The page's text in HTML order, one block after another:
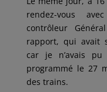
rendez-vous
contrôleur
rapport, qui avait
car je n’avais
programmé le 27
des trains.